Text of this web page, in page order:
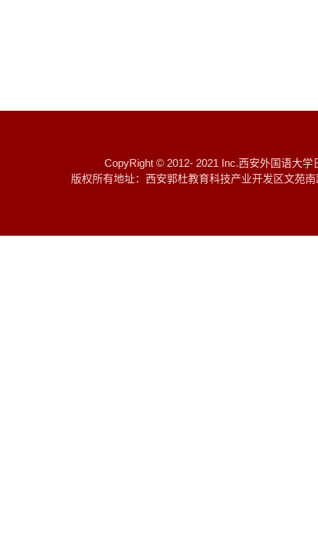
CopyRight © 2012- 2021 Inc.西安
版权所有地址：西安郭杜教育科技产业开发区文苑